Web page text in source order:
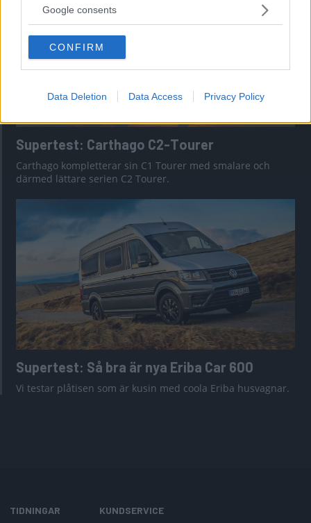
not limited to your visit or usage behaviour. You may click to
use your data for below specified purposes in below Google
consent section.
Google consents
CONFIRM
Data Deletion Data Access Privacy Policy
Supertest: Carthago C2-Tourer
Carthago kompletterar sin C1 Tourer med smalare och
därmed lättare serien C2 Tourer.
Supertest: Så bra är nya Eriba Car 600
Vi testar plåtisen som är kusin med coola Eriba husvagnar.
TIDNINGAR KUNDSERVICE